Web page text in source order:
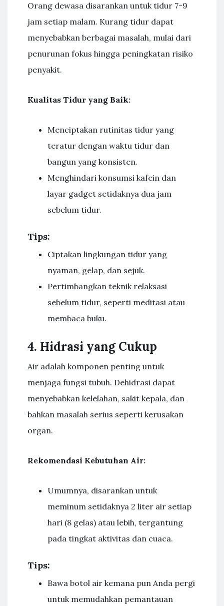
Orang dewasa disarankan untuk tidur 7-9
jam setiap malam. Kurang tidur dapat
menyebabkan berbagai masalah, mulai dari
penurunan fokus hingga peningkatan risiko
penyakit.
Kualitas Tidur yang Baik:
Menciptakan rutinitas tidur yang
teratur dengan waktu tidur dan
bangun yang konsisten.
Menghindari konsumsi kafein dan
layar gadget setidaknya dua jam
sebelum tidur.
Tips:
Ciptakan lingkungan tidur yang
nyaman, gelap, dan sejuk.
Pertimbangkan teknik relaksasi
sebelum tidur, seperti meditasi atau
membaca buku.
4. Hidrasi yang Cukup
Air adalah komponen penting untuk
menjaga fungsi tubuh. Dehidrasi dapat
menyebabkan kelelahan, sakit kepala, dan
bahkan masalah serius seperti kerusakan
organ.
Rekomendasi Kebutuhan Air:
Umumnya, disarankan untuk
meminum setidaknya 2 liter air setiap
hari (8 gelas) atau lebih, tergantung
pada tingkat aktivitas dan cuaca.
Tips:
Bawa botol air kemana pun Anda pergi
untuk memudahkan pemantauan